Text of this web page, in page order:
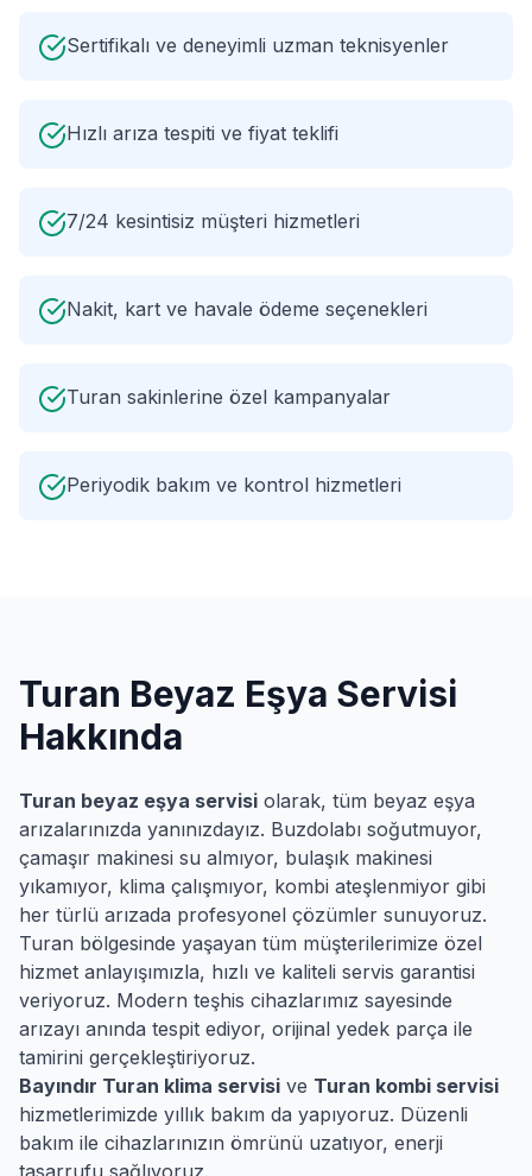
Sertifikalı ve deneyimli uzman teknisyenler
Hızlı arıza tespiti ve fiyat teklifi
7/24 kesintisiz müşteri hizmetleri
Nakit, kart ve havale ödeme seçenekleri
Turan sakinlerine özel kampanyalar
Periyodik bakım ve kontrol hizmetleri
Turan Beyaz Eşya Servisi
Hakkında
Turan beyaz eşya servisi olarak, tüm beyaz eşya
arızalarınızda yanınızdayız. Buzdolabı soğutmuyor,
çamaşır makinesi su almıyor, bulaşık makinesi
yıkamıyor, klima çalışmıyor, kombi ateşlenmiyor gibi
her türlü arızada profesyonel çözümler sunuyoruz.
Turan bölgesinde yaşayan tüm müşterilerimize özel
hizmet anlayışımızla, hızlı ve kaliteli servis garantisi
veriyoruz. Modern teşhis cihazlarımız sayesinde
arızayı anında tespit ediyor, orijinal yedek parça ile
tamirini gerçekleştiriyoruz.
Bayındır Turan klima servisi ve Turan kombi servisi
hizmetlerimizde yıllık bakım da yapıyoruz. Düzenli
bakım ile cihazlarınızın ömrünü uzatıyor, enerji
tasarrufu sağlıyoruz.